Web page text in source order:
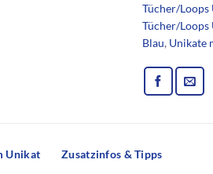
Tücher/Loops
Tücher/Loops
Blau, Unikate
Unikat Zusatzinfos & Tipps